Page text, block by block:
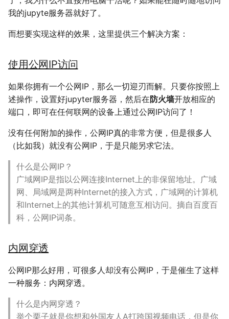
我的jupyte服务器就好了。
而想要实现这样的效果，这里提供三个解决方案：
使用公网IP访问
如果你拥有一个公网IP，那么一切迎刃而解。只要你按照上
述操作，设置好jupyter服务器，然后在防火墙开放相应的
端口，即可在任何联网的设备上通过公网IP访问了！
没有任何附加的操作，公网IP真的非常方便，但是很多人
（比如我）就没有公网IP，于是只能另求它法。
什么是公网IP？
广域网IP是指以公网连接Internet上的非保留地址。广域
网、局域网是两种Internet的接入方式，广域网的计算机
和Internet上的其他计算机可随意互相访问。摘自百度百
科，公网IP词条。
内网穿透
公网IP那么好用，可很多人却没有公网IP，于是催生了这样
一种服务：内网穿透。
什么是内网穿透？
举个栗子就是你想和外国友人A打跨国视频电话，但是你